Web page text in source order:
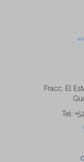
Fracc. El
Tel: